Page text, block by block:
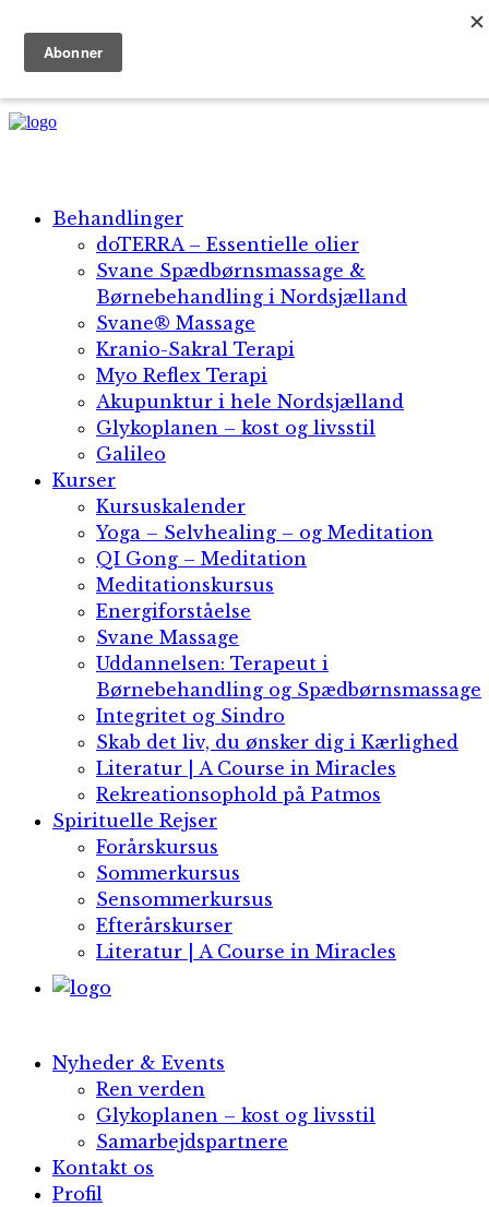
Dansk
English
Behandlinger
doTERRA – Essentielle olier
Svane Spædbørnsmassage &
Børnebehandling i Nordsjælland
Svane® Massage​
Kranio-Sakral Terapi
Myo Reflex Terapi
Akupunktur i hele Nordsjælland
Glykoplanen – kost og livsstil
Galileo
Kurser
Kursuskalender
Yoga – Selvhealing – og Meditation
QI Gong​ – Meditation
Meditationskursus
Energiforståelse
Svane Massage​
Uddannelsen: Terapeut i
Børnebehandling og Spædbørnsmassage
Integritet og Sindro​
Skab det liv, du ønsker dig i Kærlighed​
Literatur | A Course in Miracles
Rekreationsophold på Patmos
Spirituelle Rejser
Forårskursus
Sommerkursus
Sensommerkursus
Efterårskurser
Literatur | A Course in Miracles
Nyheder & Events
Ren verden
Glykoplanen – kost og livsstil
Samarbejdspartnere
Kontakt os
Profil